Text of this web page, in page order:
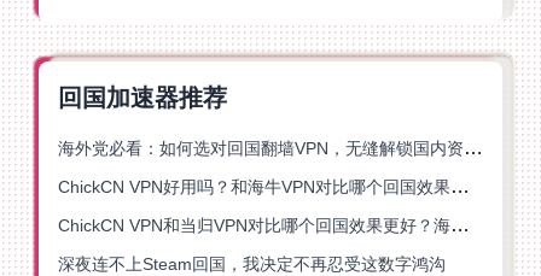
回国加速器推荐
海外党必看：如何选对回国翻墙VPN，无缝解锁国内资源？
ChickCN VPN好用吗？和海牛VPN对比哪个回国效果更好？
ChickCN VPN和当归VPN对比哪个回国效果更好？海外党亲测后选了它
深夜连不上Steam回国，我决定不再忍受这数字鸿沟